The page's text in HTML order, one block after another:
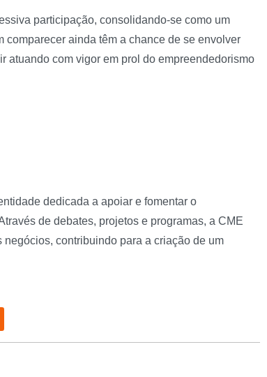
participação, consolidando-se como um
comparecer ainda têm a chance de se envolver
atuando com vigor em prol do empreendedorismo
dedicada a apoiar e fomentar o
de debates, projetos e programas, a CME
contribuindo para a criação de um